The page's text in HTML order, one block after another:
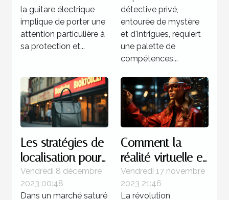
la guitare électrique
implique de porter une
attention particulière à
sa protection et...
Grenoble : une
exploration
approfondie
détective privé,
entourée de mystère
et d'intrigues, requiert
une palette de
compétences...
Les stratégies de
localisation pour
les publicités
gonflables à fort
Vendredi 8 décembre
2023 00:48
Dans un marché saturé
Comment la
réalité virtuelle et
augmentée
révolutionne
Vendredi 17 novembre
2023 21:46
La révolution